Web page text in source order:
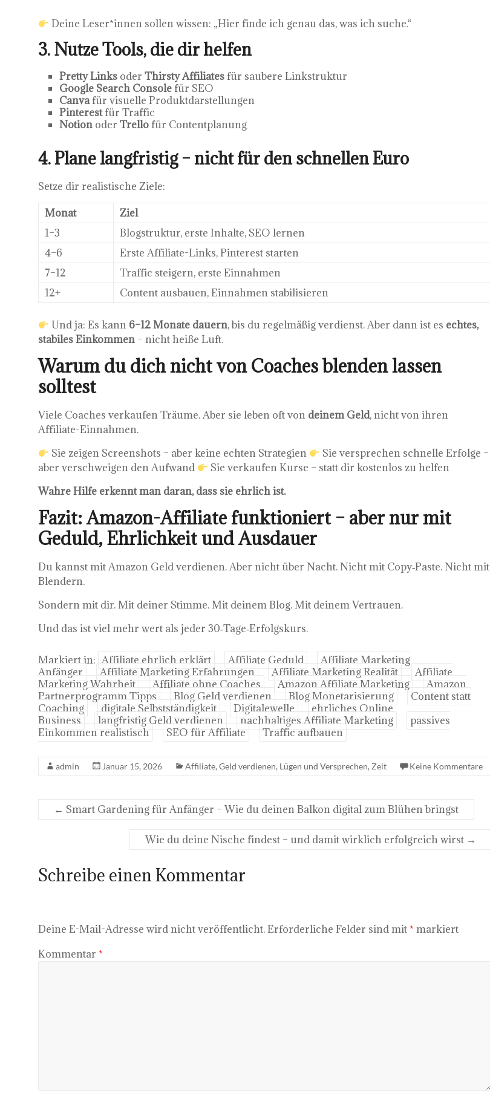
Deine Leser*innen sollen wissen: „Hier finde ich genau das, was ich suche.“
3. Nutze Tools, die dir helfen
Pretty Links oder Thirsty Affiliates für saubere Linkstruktur
Google Search Console für SEO
Canvafür visuelle Produktdarstellungen
Pinterestfür Traffic
Notion oder Trello für Contentplanung
4. Plane langfristig – nicht für den schnellen Euro
Setze dir realistische Ziele:
Monat
Ziel
1–3
Blogstruktur, erste Inhalte, SEO lernen
4–6
Erste Affiliate-Links, Pinterest starten
7–12
Traffic steigern, erste Einnahmen
12+
Content ausbauen, Einnahmen stabilisieren
Und ja: Es kann 6–12 Monate dauern, bis du regelmäßig verdienst. Aber dann ist es echtes,
stabiles Einkommen – nicht heiße Luft.
Warum du dich nicht von Coaches blenden lassen
solltest
Viele Coaches verkaufen Träume. Aber sie leben oft von deinem Geld, nicht von ihren
Affiliate-Einnahmen.
Sie zeigen Screenshots – aber keine echten Strategien
Sie versprechen schnelle Erfolge –
aber verschweigen den Aufwand
Sie verkaufen Kurse – statt dir kostenlos zu helfen
Wahre Hilfe erkennt man daran, dass sie ehrlich ist.
Fazit: Amazon-Affiliate funktioniert – aber nur mit
Geduld, Ehrlichkeit und Ausdauer
Du kannst mit Amazon Geld verdienen. Aber nicht über Nacht. Nicht mit Copy‑Paste. Nicht mit
Blendern.
Sondern mit dir. Mit deiner Stimme. Mit deinem Blog. Mit deinem Vertrauen.
Und das ist viel mehr wert als jeder 30‑Tage‑Erfolgskurs.
Markiert in: Affiliate ehrlich erklärt Affiliate Geduld
Affiliate Marketing
Anfänger
Affiliate Marketing Erfahrungen Affiliate Marketing Realität
Affiliate
Marketing Wahrheit
Affiliate ohne Coaches Amazon Affiliate Marketing
Amazon
Partnerprogramm Tipps
Blog Geld verdienen Blog Monetarisierung
Content statt
Coaching
digitale Selbstständigkeit Digitalewelle
ehrliches Online
Business
langfristig Geld verdienen nachhaltiges Affiliate Marketing
passives
Einkommen realistisch
SEO für Affiliate Traffic aufbauen
admin Januar 15, 2026 Affiliate, Geld verdienen, Lügen und Versprechen, Zeit Keine Kommentare
← Smart Gardening für Anfänger – Wie du deinen Balkon digital zum Blühen bringst
Wie du deine Nische findest – und damit wirklich erfolgreich wirst →
Schreibe einen Kommentar
Deine E-Mail-Adresse wird nicht veröffentlicht.Erforderliche Felder sind mit * markiert
Kommentar *